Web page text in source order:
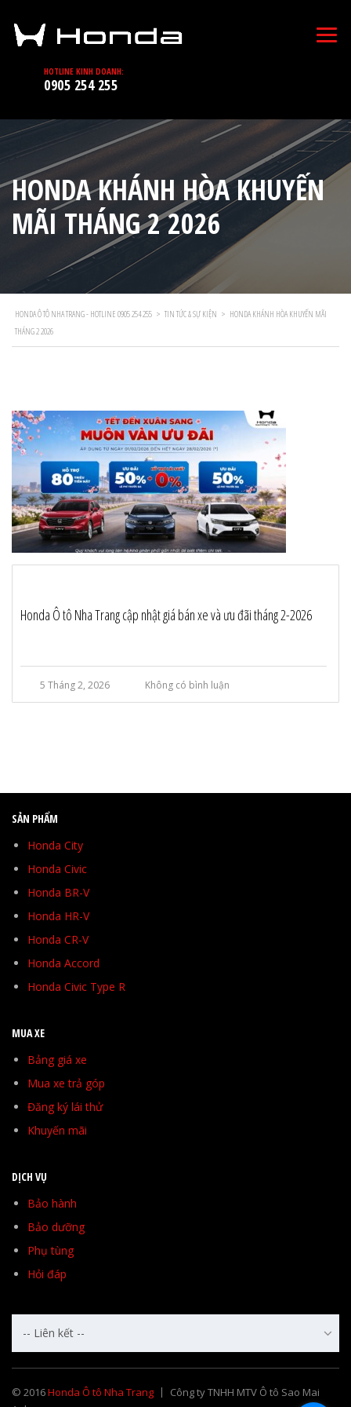
HOTLINE KINH DOANH:
0905 254 255
HONDA KHÁNH HÒA KHUYẾN
MÃI THÁNG 2 2026
HONDA Ô TÔ NHA TRANG - HOTLINE 0905 254 255 > TIN TỨC & SỰ KIỆN > HONDA KHÁNH HÒA KHUYẾN MÃI
THÁNG 2 2026
Honda Ô tô Nha Trang cập nhật giá bán xe và ưu đãi tháng 2-2026
5 Tháng 2, 2026 Không có bình luận
SẢN PHẨM
Honda City
Honda Civic
Honda BR-V
Honda HR-V
Honda CR-V
Honda Accord
Honda Civic Type R
MUA XE
Bảng giá xe
Mua xe trả góp
Đăng ký lái thử
Khuyến mãi
DỊCH VỤ
Bảo hành
Bảo dưỡng
Phụ tùng
Hỏi đáp
-- Liên kết --
© 2016Honda Ô tô Nha Trang
Công ty TNHH MTV Ô tô Sao Mai